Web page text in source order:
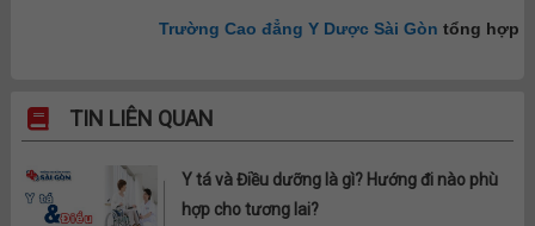
Trường Cao đẳng Y Dược Sài Gòn tổng hợp
TIN LIÊN QUAN
Y tá và Điều dưỡng là gì? Hướng đi nào phù
hợp cho tương lai?